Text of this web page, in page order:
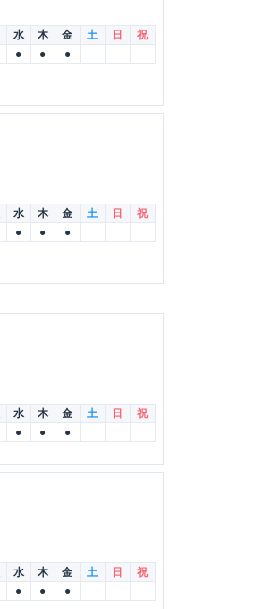
水 木 金 土 日
祝
● ● ●
水 木 金 土 日
祝
● ● ●
水 木 金 土 日
祝
● ● ●
水 木 金 土 日
祝
● ● ●